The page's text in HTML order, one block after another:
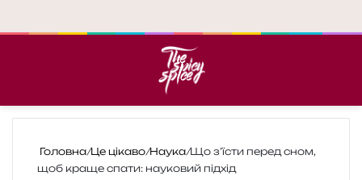
Головна/Це цікаво/Наука/Що з’їсти перед сном,
щоб краще спати: науковий пiдхiд